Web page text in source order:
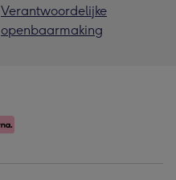
Verantwoordelijke
openbaarmaking